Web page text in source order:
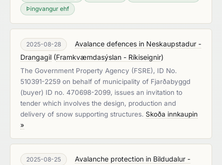
Þingvangur ehf
2025-08-28
Avalance defences in Neskaupstadur -
Drangagil (Framkvæmdasýslan - Ríkiseignir)
The Government Property Agency (FSRE), ID No.
510391-2259 on behalf of municipality of Fjarðabyggd
(buyer) ID no. 470698-2099, issues an invitation to
tender which involves the design, production and
delivery of snow supporting structures. Skoða innkaupin
»
2025-08-25
Avalanche protection in Bildudalur -